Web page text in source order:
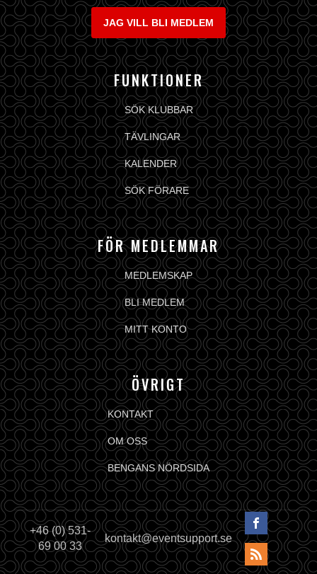
JAG VILL BLI MEDLEM
FUNKTIONER
SÖK KLUBBAR
TÄVLINGAR
KALENDER
SÖK FÖRARE
FÖR MEDLEMMAR
MEDLEMSKAP
BLI MEDLEM
MITT KONTO
ÖVRIGT
KONTAKT
OM OSS
BENGANS NÖRDSIDA
+46 (0) 531-
69 00 33
kontakt@eventsupport.se